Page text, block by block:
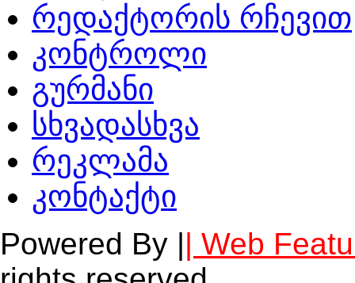
რედაქტორის რჩევით
კონტროლი
გურმანი
სხვადასხვა
რეკლამა
კონტაქტი
Powered By || Web